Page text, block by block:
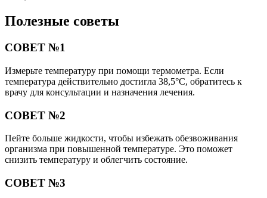
Полезные советы
СОВЕТ №1
Измерьте температуру при помощи термометра. Если
температура действительно достигла 38,5°C, обратитесь к
врачу для консультации и назначения лечения.
СОВЕТ №2
Пейте больше жидкости, чтобы избежать обезвоживания
организма при повышенной температуре. Это поможет
снизить температуру и облегчить состояние.
СОВЕТ №3